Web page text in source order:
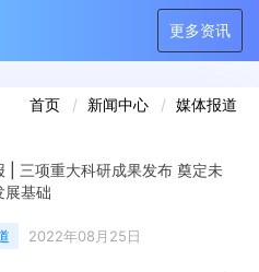
更多资讯
首页 新闻中心 媒体报道
| 三项重大科研成果发布 奠定未
展基础
2022年08月25日